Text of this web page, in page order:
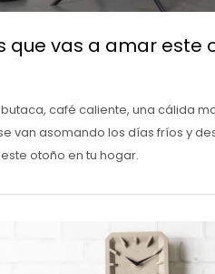
que vas a amar este
café caliente, una cálida
van asomando los días fríos y
otoño en tu hogar.